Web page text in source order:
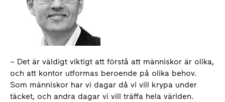
– Det är väldigt viktigt att förstå att människor är olika,
och att kontor utformas beroende på olika behov.
Som människor har vi dagar då vi vill krypa under
täcket, och andra dagar vi vill träffa hela världen.